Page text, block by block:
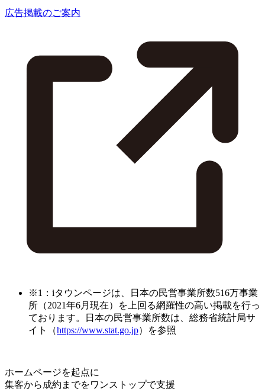
広告掲載のご案内
※1：iタウンページは、日本の民営事業所数516万事業
所（2021年6月現在）を上回る網羅性の高い掲載を行っ
ております。日本の民営事業所数は、総務省統計局サ
イト（https://www.stat.go.jp）を参照
ホームページを起点に
集客から成約までをワンストップで支援